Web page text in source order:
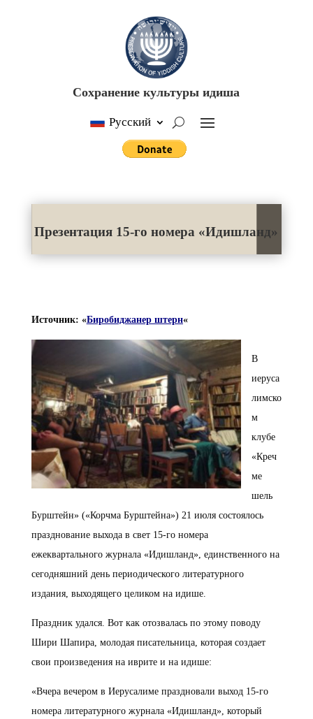
Сохранение культуры идиша
Русский
Презентация 15-го номера «Идишланд»
Источник: «Биробиджанер штерн«
В
иеруса
лимско
м
клубе
«Креч
ме
шель
Бурштейн» («Корчма Бурштейна») 21 июля состоялось
празднование выхода в свет 15-го номера
ежеквартального журнала «Идишланд», единственного на
сегодняшний день периодического литературного
издания, выходящего целиком на идише.
Праздник удался. Вот как отозвалась по этому поводу
Шири Шапира, молодая писательница, которая создает
свои произведения на иврите и на идише:
«Вчера вечером в Иерусалиме праздновали выход 15-го
номера литературного журнала «Идишланд», который